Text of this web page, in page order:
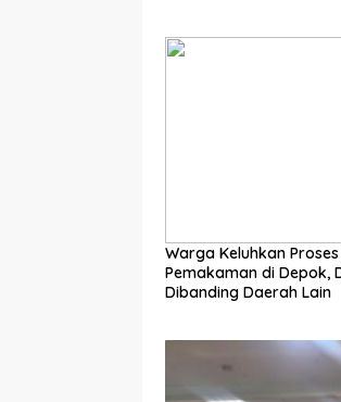
Warga Keluhkan
Pemakaman di Depok,
Dibanding Daerah Lain